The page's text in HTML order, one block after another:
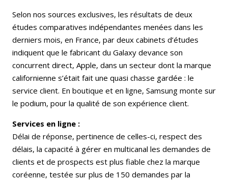
Selon nos sources exclusives, les résultats de deux
études comparatives indépendantes menées dans les
derniers mois, en France, par deux cabinets d’études
indiquent que le fabricant du Galaxy devance son
concurrent direct, Apple, dans un secteur dont la marque
californienne s’était fait une quasi chasse gardée : le
service client. En boutique et en ligne, Samsung monte sur
le podium, pour la qualité de son expérience client.
Services en ligne :
Délai de réponse, pertinence de celles-ci, respect des
délais, la capacité à gérer en multicanal les demandes de
clients et de prospects est plus fiable chez la marque
coréenne, testée sur plus de 150 demandes par la